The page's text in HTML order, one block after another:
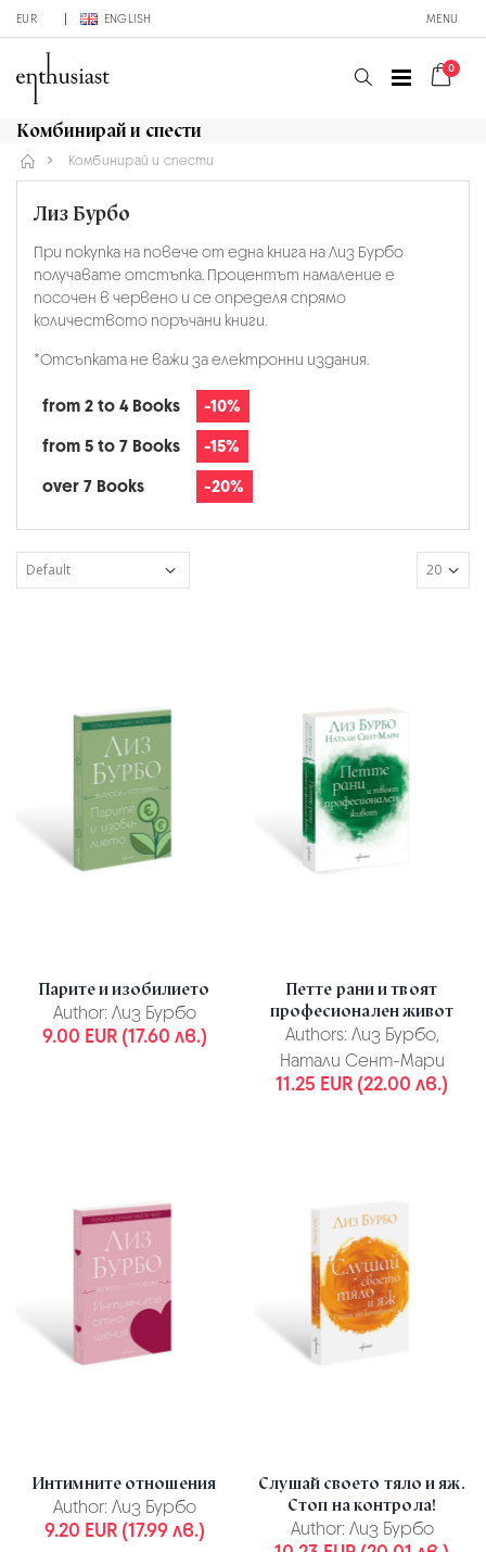
EUR ENGLISH MENU
0
Комбинирай и спести
Комбинирай и спести
Лиз Бурбо
При покупка на повече от една книга на Лиз Бурбо
получавате отстъпка. Процентът намаление е
посочен в червено и се определя спрямо
количеството поръчани книги.
*Отсъпката не важи за електронни издания.
from 2 to 4 Books
-10%
from 5 to 7 Books
-15%
over 7 Books
-20%
Парите и изобилието
Author: Лиз Бурбо
9.00 EUR (17.60 лв.)
Петте рани и твоят
професионален живот
Authors: Лиз Бурбо,
Натали Сент-Мари
11.25 EUR (22.00 лв.)
Интимните отношения
Author: Лиз Бурбо
9.20 EUR (17.99 лв.)
Слушай своето тяло и яж.
Стоп на контрола!
Author: Лиз Бурбо